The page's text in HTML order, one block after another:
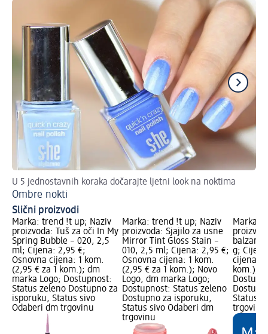
U 5 jednostavnih koraka dočarajte ljetni look na noktima
Ombre nokti
Slični proizvodi
Marka: trend !t up; Naziv
proizvoda: Tuš za oči In My
Spring Bubble – 020, 2,5
ml; Cijena: 2,95 €;
Osnovna cijena: 1 kom.
(2,95 € za 1 kom.); dm
marka Logo; Dostupnost:
Status zeleno Dostupno za
isporuku, Status sivo
Odaberi dm trgovinu
Marka: trend !t up; Naziv
proizvoda: Sjajilo za usne
Mirror Tint Gloss Stain –
010, 2,5 ml; Cijena: 2,95 €;
Osnovna cijena: 1 kom.
(2,95 € za 1 kom.); Novo
Logo, dm marka Logo;
Dostupnost: Status zeleno
Dostupno za isporuku,
Status sivo Odaberi dm
trgovinu
Marka:
balzam
g;
cijena: 1
kom.);
Status
trgovinu